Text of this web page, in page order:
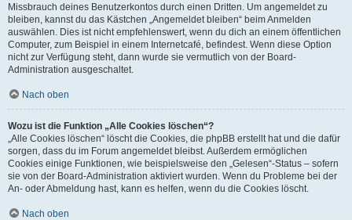
Missbrauch deines Benutzerkontos durch einen Dritten. Um angemeldet zu
bleiben, kannst du das Kästchen „Angemeldet bleiben“ beim Anmelden
auswählen. Dies ist nicht empfehlenswert, wenn du dich an einem öffentlichen
Computer, zum Beispiel in einem Internetcafé, befindest. Wenn diese Option
nicht zur Verfügung steht, dann wurde sie vermutlich von der Board-
Administration ausgeschaltet.
Nach oben
Wozu ist die Funktion „Alle Cookies löschen“?
„Alle Cookies löschen“ löscht die Cookies, die phpBB erstellt hat und die dafür
sorgen, dass du im Forum angemeldet bleibst. Außerdem ermöglichen
Cookies einige Funktionen, wie beispielsweise den „Gelesen“-Status – sofern
sie von der Board-Administration aktiviert wurden. Wenn du Probleme bei der
An- oder Abmeldung hast, kann es helfen, wenn du die Cookies löscht.
Nach oben